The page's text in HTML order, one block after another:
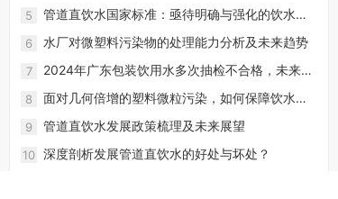
5
管道直饮水国家标准：亟待明确与强化的饮水安
全防线
6 水厂对微塑料污染物的处理能力分析及未来趋势
7
2024年广东包装饮用水多次抽检不合格，未来饮
用水行业如何发展？
8
面对几何倍增的塑料微粒污染，如何保障饮水安
全？
9 管道直饮水发展政策梳理及未来展望
10 深度剖析发展管道直饮水的好处与坏处？